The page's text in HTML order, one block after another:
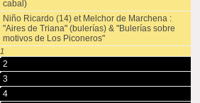
cabal)
Niño Ricardo (14) et Melchor de Marchena :
"Aires de Triana" (bulerías) & "Bulerías sobre
motivos de Los Piconeros"
1
2
3
4